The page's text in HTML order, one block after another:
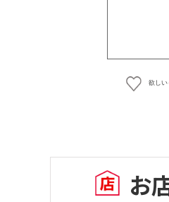
欲しい
お